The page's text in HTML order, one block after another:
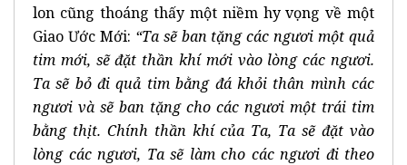
lon cũng thoáng thấy một niềm hy vọng về một
Giao Ước Mới: “Ta sẽ ban tặng các ngươi một quả
tim mới, sẽ đặt thần khí mới vào lòng các ngươi.
Ta sẽ bỏ đi quả tim bằng đá khỏi thân mình các
ngươi và sẽ ban tặng cho các ngươi một trái tim
bằng thịt. Chính thần khí của Ta, Ta sẽ đặt vào
lòng các ngươi, Ta sẽ làm cho các ngươi đi theo